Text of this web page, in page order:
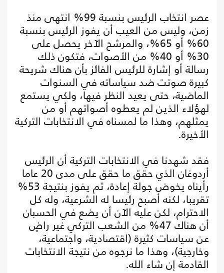
عصر انتخاب الرئيس بنسبة 99% انتهى منذ
زمن، وليس من العيب أن يفوز الرئيس بنسبة
60% أو 65%، والمرشح الآخر يحصل على
30% أو 40% من الأصوات، فتكون ذلك
رسالة أو إشارة للرئيس الفائز بأن هناك شريحة
كبيرة صوتت ضد سياساته في السنوات
الماضية، حتى يعيد النظر فيها، ولكي يستمع
لهؤلاء الذين لم يعطوه أصواتهم أو من
يمثلهم، وهذا ما لمسناه في الانتخابات التركية
الأخيرة.
فقد شهدنا في الانتخابات التركية أن الرئيس
أردوغان الذي حقق ما حقق على مدى 20 عاما
رأيناه يخوض جولة إعادة، ثم يفوز بنتيجة 53%
تقريبا، لكنه أصبح رئيسا له الشرعية، وله كل
الاحترام، لكن عليه الآن أن يضع في الحسبان
أن هناك 47% من الشعب التركي غير راضٍ
عن سياسات كثيرة (اقتصادية، واجتماعية،
وخارجية)، وهذا ما نرجوه من نتيجة الانتخابات
القادمة إن شاء الله.